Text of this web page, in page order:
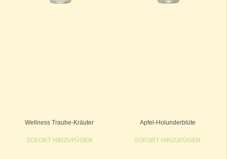
Wellness Traube-Kräuter
SOFORT HINZUFÜGEN
Apfel-Holunderblüte
SOFORT HINZUFÜGEN